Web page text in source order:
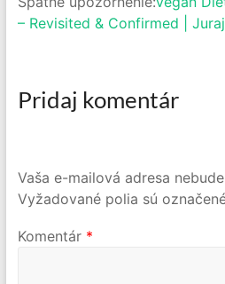
– Revisited & Confirmed |
Pridaj komentár
Vaša e-mailová adresa
Vyžadované polia sú
Komentár *